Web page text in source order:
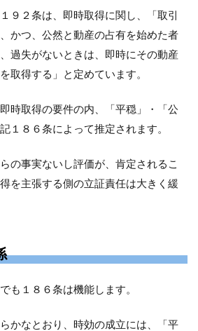
９２条は、即時取得に関し、「取引
かつ、公然と動産の占有を始めた者
過失がないときは、即時にその動産
取得する」と定めています。
時取得の要件の内、「平穏」・「公
１８６条によって推定されます。
の事実ないし評価が、肯定されるこ
を主張する側の立証責任は大きく緩
も１８６条は機能します。
かなとおり、時効の成立には、「平